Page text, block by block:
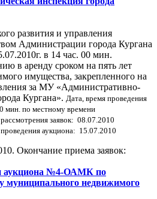
развития и управления
Администрации города Кургана
в 14 час. 00 мин.
в аренду сроком на пять лет
имущества, закрепленного на
за МУ «Административно-
Кургана». Дата, время проведения
мин. по местному времени
заявок: 08.07.2010
аукциона: 15.07.2010
Окончание приема заявок:
аукциона №4-ОАМК по
муниципального недвижимого